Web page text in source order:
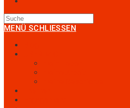
SEARCH
MENÜ SCHLIESSEN